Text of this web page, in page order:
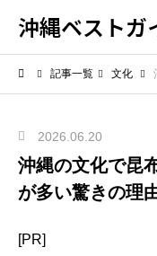
沖縄ベストガ
記事一覧 文化
2026.06.20
沖縄の文化で昆
が多い驚きの理
[PR]